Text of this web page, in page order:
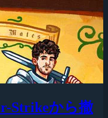
Strikeから撤